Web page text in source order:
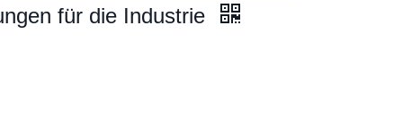
für die Industrie